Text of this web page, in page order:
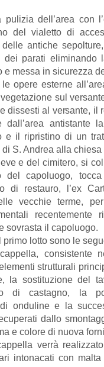
pulizia dell’area con
del vialetto di
antiche
parati eliminando
e messa in sicurezza
opere esterne
sul
dissesti al versante, il
antistante
e il ripristino di un
S. Andrea alla
e del cimitero, si
del capoluogo,
di restauro, l’ex
vecchie terme,
sovrasta il capoluogo.
primo lotto sono le
consistente
strutturali
la sostituzione del
di castagno, la
di onduline e la
dallo
e colore di nuova
verrà
intonacati con